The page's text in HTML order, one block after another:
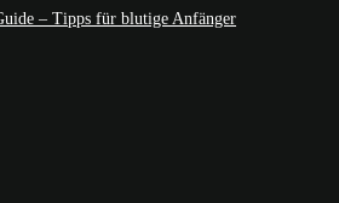
– Tipps für blutige Anfänger